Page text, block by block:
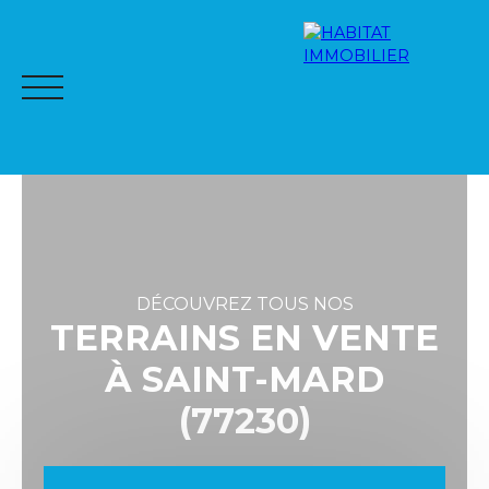
NOTRE RÉSEAU À LA VENTE
ALER
ESTI
DÉCOUVREZ TOUS NOS
TERRAINS EN VENTE
À SAINT-MARD
(77230)